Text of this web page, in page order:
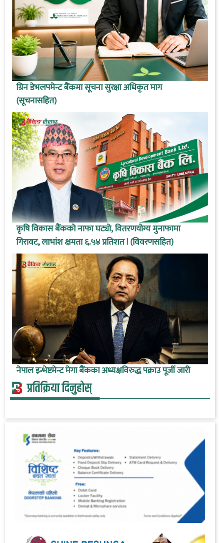
ग्रिन डेभलपमेन्ट बैंकमा सूचना सुरक्षा अधिकृत माग
(सूचनासहित)
कृषि विकास बैंकको नाफा घट्यो, वितरणयोग्य मुनाफामा
गिरावट, लाभांश क्षमता ६.५४ प्रतिशत ! (विवरणसहित)
नेपाल इन्भेष्टमेन्ट मेगा बैंकका अध्यक्षविरुद्ध पक्राउ पूर्जी जारी
प्रतिक्रिया दिनुहोस्